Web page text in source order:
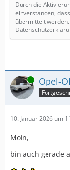
Durch die
einverstanden,
übermittelt
Online Opel-
10. Januar 2026 um
Moin,
bin auch gerade